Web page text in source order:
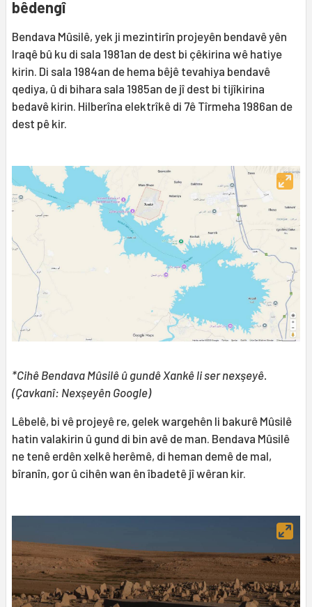
bêdengî
Bendava Mûsilê, yek ji mezintirîn projeyên bendavê yên
Iraqê bû ku di sala 1981an de dest bi çêkirina wê hatiye
kirin. Di sala 1984an de hema bêjê tevahiya bendavê
qediya, û di bihara sala 1985an de jî dest bi tijîkirina
bedavê kirin. Hilberîna elektrîkê di 7ê Tîrmeha 1986an de
dest pê kir.
*Cihê Bendava Mûsilê û gundê Xankê li ser nexşeyê.
(Çavkanî: Nexşeyên Google)
Lêbelê, bi vê projeyê re, gelek wargehên li bakurê Mûsilê
hatin valakirin û gund di bin avê de man. Bendava Mûsilê
ne tenê erdên xelkê herêmê, di heman demê de mal,
bîranîn, gor û cihên wan ên îbadetê jî wêran kir.